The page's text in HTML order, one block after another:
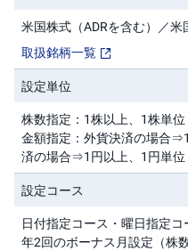
FX
お
ま
か
せ
投
PICK
UP
S
BI
株
オ
プ
ョ
ン
米国株式（ADRを含む）／米
取扱銘柄一覧
設定単位
株数指定：1株以上、1株単位
金額指定：外貨決済の場合
済の場合⇒1円以上、1円単位
設定コース
日付指定コース・曜日指定コ
年2回のボーナス月設定（株